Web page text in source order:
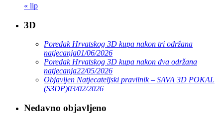
« lip
3D
Poredak Hrvatskog 3D kupa nakon tri održana
natjecanja01/06/2026
Poredak Hrvatskog 3D kupa nakon dva održana
natjecanja22/05/2026
Objavljen Natjecateljski pravilnik – SAVA 3D POKAL
(S3DP)03/02/2026
Nedavno objavljeno